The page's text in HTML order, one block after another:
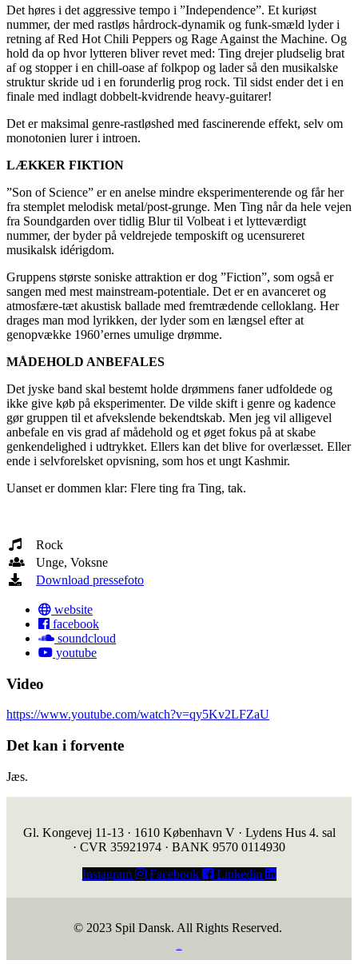
Det høres i det aggressive tempo i ”Independence”. Et kuriøst
nummer, der med rastløs hårdrock-dynamik og funk-smæld lyder i
retning af Red Hot Chili Peppers og Rage Against the Machine. Og
hold da op hvor lytteren bliver revet med: Ting drejer pludselig brat
af og stopper i en chill-oase af folkpop og lader så den musikalske
struktur skride ud i en forunderlig prog rock. Til sidst ender det i en
finale med indlagt dobbelt-kvidrende heavy-guitarer!
Det er maksimal genre-rastløshed med fascinerende effekt, selv om
monotonien lurer i introen.
LÆKKER FIKTION
”Son of Science” er en anelse mindre eksperimenterende og får her
fra stemplet melodisk metal/post-grunge. Men Ting når da hele vejen
fra Soundgarden over tidlig Blur til Volbeat i et lytteværdigt
nummer, der byder på veldrejede temposkift og ucensureret
musikalsk idérigdom.
Gruppens største soniske attraktion er dog ”Fiction”, som også er
sangen med mest mainstream-potentiale. Det er en avanceret og
atmosfære-tæt akustisk ballade med fremtrædende celloklang. Her
drages man mod lyrikken, der lyder som en længsel efter at
genopvække 1960’ernes umulige drømme.
MÅDEHOLD ANBEFALES
Det jyske band skal bestemt holde drømmens faner udfoldede og
ikke give køb på eksperimenter. De vilde skift i genre og kadence
gør gruppen til et afvekslende bekendtskab. Men jeg vil alligevel
anbefale en vis grad af mådehold og et øget fokus på at skabe
genkendelighed i udtrykket. Ellers kan det blive for overlæsset. Eller
ende i selvforelsket opvisning, som hos et ungt Kashmir.
Uanset er dommen klar: Flere ting fra Ting, tak.
Rock
Unge, Voksne
Download pressefoto
website
facebook
soundcloud
youtube
Video
https://www.youtube.com/watch?v=qy5Kv2LFZaU
Det kan i forvente
Jæs.
Gl. Kongevej 11-13 · 1610 København V · Lydens Hus 4. sal
· CVR 35921974 · BANK 9570 0114930
Instagram
Facebook Linkedin
© 2023 Spil Dansk. All Rights Reserved.